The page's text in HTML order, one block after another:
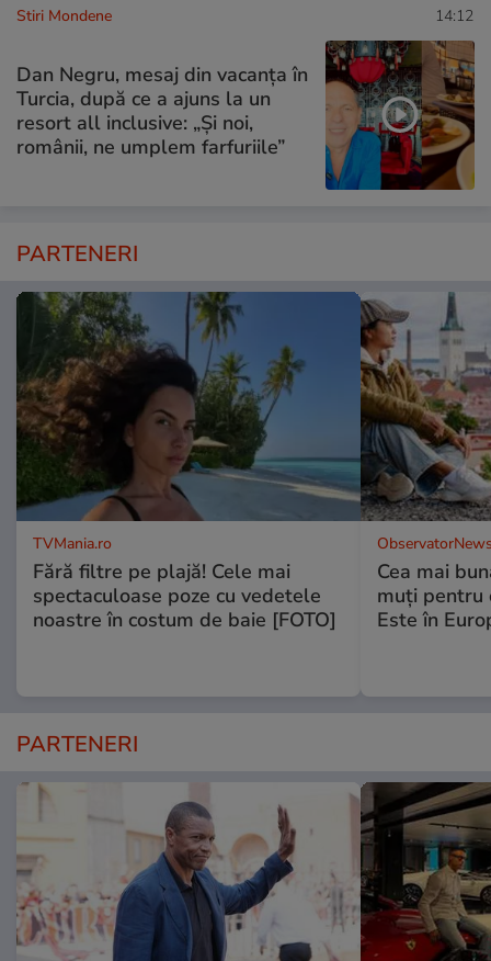
Stiri Mondene 14:12
Dan Negru, mesaj din vacanța în
Turcia, după ce a ajuns la un
resort all inclusive: „Și noi,
românii, ne umplem farfuriile”
PARTENERI
TVMania.ro
Fără filtre pe plajă! Cele mai
spectaculoase poze cu vedetele
noastre în costum de baie [FOTO]
Cea mai
muţi pentru
Este în
PARTENERI